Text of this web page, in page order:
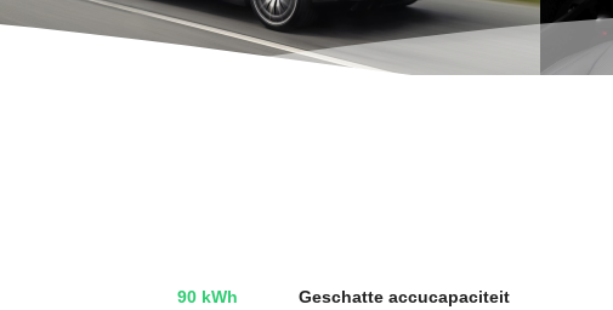
90 kWh Geschatte accucapaciteit